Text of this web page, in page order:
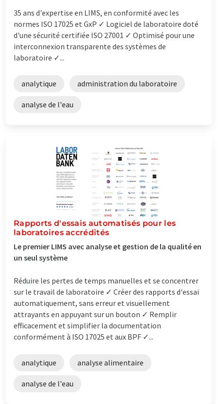
35 ans d'expertise en LIMS, en conformité avec les
normes ISO 17025 et GxP ✓ Logiciel de laboratoire doté
d'une sécurité certifiée ISO 27001 ✓ Optimisé pour une
interconnexion transparente des systèmes de
laboratoire ✓...
analytique administration du laboratoire
analyse de l'eau
Rapports d'essais automatisés pour les
laboratoires accrédités
Le premier LIMS avec analyse et gestion de la qualité en
un seul système
Réduire les pertes de temps manuelles et se concentrer
sur le travail de laboratoire ✓ Créer des rapports d'essai
automatiquement, sans erreur et visuellement
attrayants en appuyant sur un bouton ✓ Remplir
efficacement et simplifier la documentation
conformément à ISO 17025 et aux BPF ✓...
analytique analyse alimentaire
analyse de l'eau